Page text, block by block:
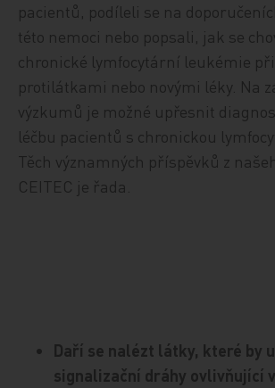
pacientů, podíleli se na
této nemoci nebo popsali, jak se
chronické lymfocytární leukémie
protilátkami nebo novými léky. Na
výzkumů je možné upřesnit
léčbu pacientů s chronickou
Těch významných příspěvků z
CEITEC je řada.
Daří se nalézt látky, které by
signalizační dráhy ovlivňující